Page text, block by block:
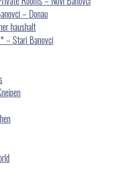
– Donau
haushalt
– Stari Banovci